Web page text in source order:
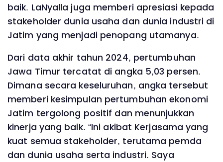
baik. LaNyalla juga memberi apresiasi kepada
stakeholder dunia usaha dan dunia industri di
Jatim yang menjadi penopang utamanya.
Dari data akhir tahun 2024, pertumbuhan
Jawa Timur tercatat di angka 5,03 persen.
Dimana secara keseluruhan, angka tersebut
memberi kesimpulan pertumbuhan ekonomi
Jatim tergolong positif dan menunjukkan
kinerja yang baik. “Ini akibat Kerjasama yang
kuat semua stakeholder, terutama pemda
dan dunia usaha serta industri. Saya